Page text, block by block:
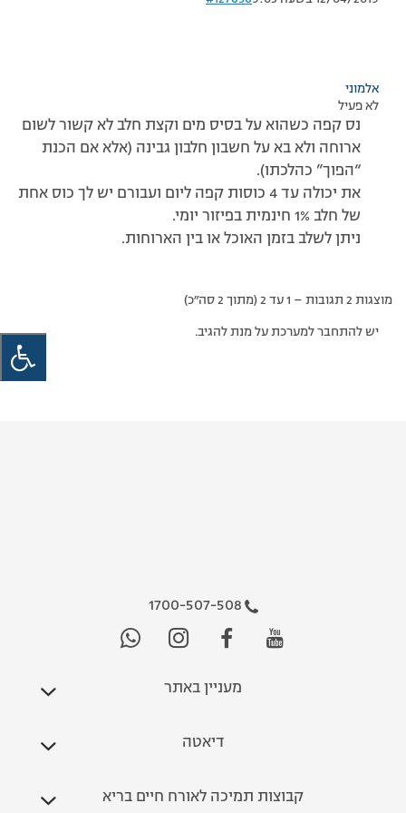
אלמוני
לא פעיל
נס קפה כשהוא על בסיס מים וקצת חלב לא קשור לשום
ארוחה ולא בא על חשבון חלבון גבינה (אלא אם הכנת
“הפוך” כהלכתו).
את יכולה עד 4 כוסות קפה ליום ועבורם יש לך כוס אחת
של חלב 1% חינמית בפיזור יומי.
ניתן לשלב בזמן האוכל או בין הארוחות.
מוצגות 2 תגובות – 1 עד 2 (מתוך 2 סה״כ)
יש להתחבר למערכת על מנת להגיב.
1700-507-508
מעניין באתר
דיאטה
קבוצות תמיכה לאורח חיים בריא